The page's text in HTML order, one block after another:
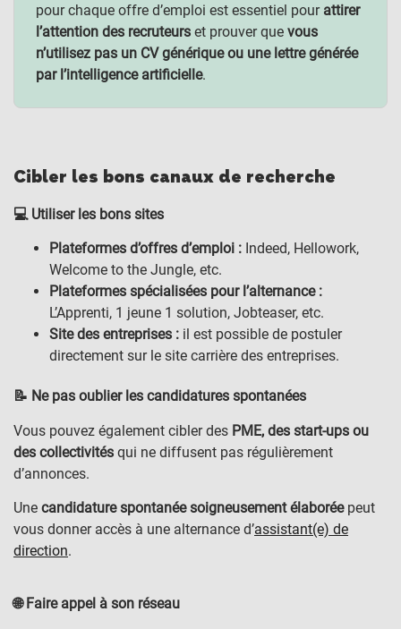
pour chaque offre d’emploi est essentiel pour attirer
l’attention des recruteurs et prouver que vous
n’utilisez pas un CV générique ou une lettre générée
par l’intelligence artificielle.
Cibler les bons canaux de recherche
💻 Utiliser les bons sites
Plateformes d’offres d’emploi : Indeed, Hellowork,
Welcome to the Jungle, etc.
Plateformes spécialisées pour l’alternance :
L’Apprenti, 1 jeune 1 solution, Jobteaser, etc.
Site des entreprises : il est possible de postuler
directement sur le site carrière des entreprises.
📝 Ne pas oublier les candidatures spontanées
Vous pouvez également cibler des PME, des start-ups ou
des collectivités qui ne diffusent pas régulièrement
d’annonces.
Une candidature spontanée soigneusement élaboréepeut
vous donner accès à une alternance d’assistant(e) de
direction.
🌐 Faire appel à son réseau